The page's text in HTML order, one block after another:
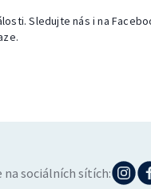
Sledujte nás i na
na sociálních sítích: